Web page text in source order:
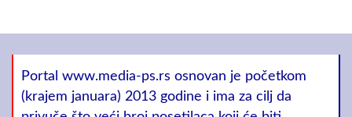
Portal www.media-ps.rs osnovan je početkom
(krajem januara) 2013 godine i ima za cilj da